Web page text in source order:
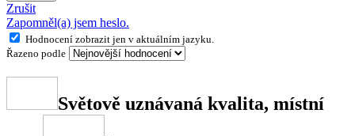
Zrušit
Zapomněl(a) jsem heslo.
Hodnocení zobrazit jen v aktuálním jazyku.
Řazeno podle
Světově uznávaná kvalita, místní